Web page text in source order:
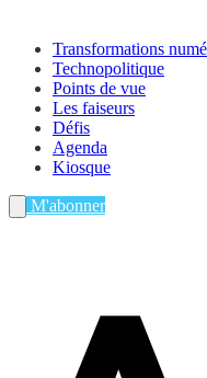
Transformations
Technopolitique
Points de vue
Les faiseurs
Défis
Agenda
Kiosque
M'abonner